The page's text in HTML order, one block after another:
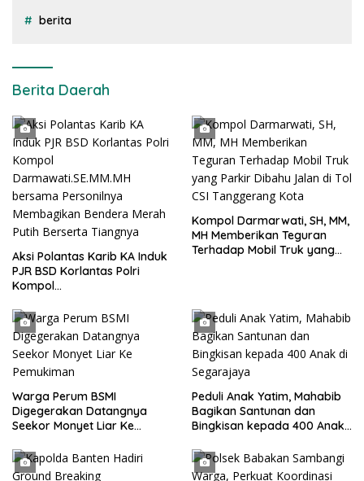
berita
Berita Daerah
Aksi Polantas Karib KA Induk
PJR BSD Korlantas Polri
Kompol
bersama Personilnya
Membagikan Bendera Merah
Putih Berserta Tiangnya
Kompol Darmarwati, SH, MM,
MH Memberikan Teguran
Terhadap Mobil Truk yang
Warga Perum BSMI
Digegerakan Datangnya
Seekor Monyet Liar Ke
Peduli Anak Yatim, Mahabib
Bagikan Santunan dan
Bingkisan kepada 400 Anak